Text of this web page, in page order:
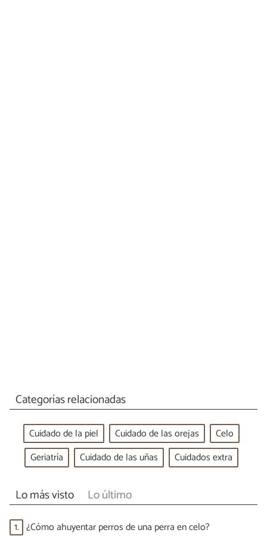
Categorías relacionadas
Cuidado de la piel Cuidado de las orejas
Celo
Geriatría
Cuidado de las uñas Cuidados extra
Lo más visto Lo último
1. ¿Cómo ahuyentar perros de una perra en celo?